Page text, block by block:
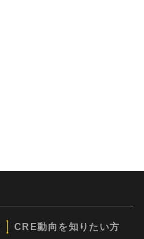
CRE動向を知りたい方